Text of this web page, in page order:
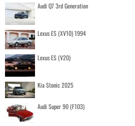
Audi Q7 3rd Generation
Lexus ES (XV10) 1994
Lexus ES (V20)
Kia Stonic 2025
Audi Super 90 (F103)